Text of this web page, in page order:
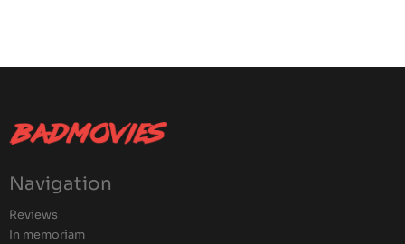
Navigation
Reviews
In memoriam